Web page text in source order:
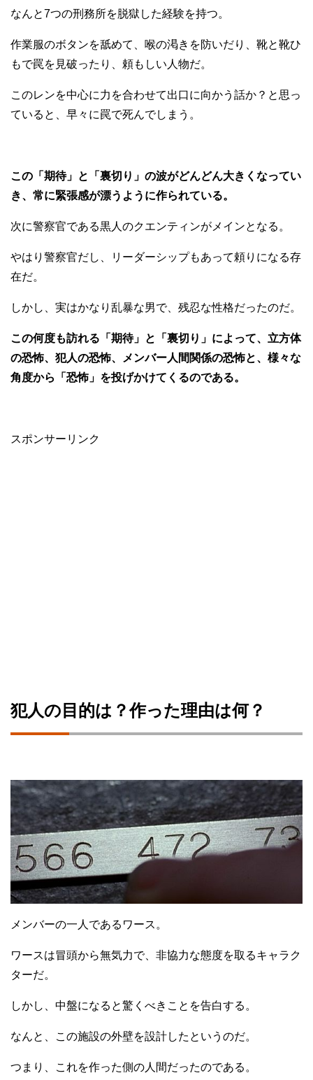
なんと7つの刑務所を脱獄した経験を持つ。
作業服のボタンを舐めて、喉の渇きを防いだり、靴と靴ひ
もで罠を見破ったり、頼もしい人物だ。
このレンを中心に力を合わせて出口に向かう話か？と思っ
ていると、早々に罠で死んでしまう。
この「期待」と「裏切り」の波がどんどん大きくなってい
き、常に緊張感が漂うように作られている。
次に警察官である黒人のクエンティンがメインとなる。
やはり警察官だし、リーダーシップもあって頼りになる存
在だ。
しかし、実はかなり乱暴な男で、残忍な性格だったのだ。
この何度も訪れる「期待」と「裏切り」によって、立方体
の恐怖、犯人の恐怖、メンバー人間関係の恐怖と、様々な
角度から「恐怖」を投げかけてくるのである。
スポンサーリンク
犯人の目的は？作った理由は何？
メンバーの一人であるワース。
ワースは冒頭から無気力で、非協力な態度を取るキャラク
ターだ。
しかし、中盤になると驚くべきことを告白する。
なんと、この施設の外壁を設計したというのだ。
つまり、これを作った側の人間だったのである。